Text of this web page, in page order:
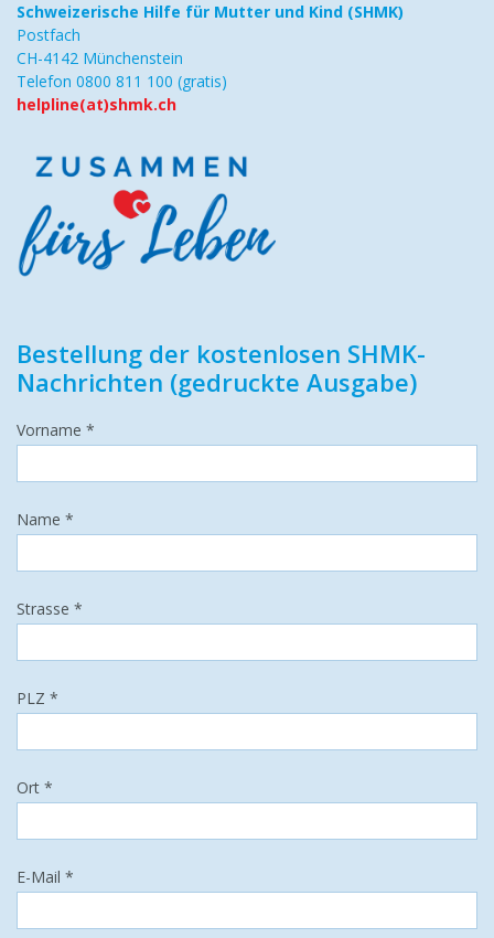
Schweizerische Hilfe für Mutter und Kind (SHMK)
Postfach
CH-4142 Münchenstein
Telefon 0800 811 100 (gratis)
helpline(at)shmk.ch
Bestellung der kostenlosen SHMK-
Nachrichten (gedruckte Ausgabe)
Vorname *
Name *
Strasse *
PLZ *
Ort *
E-Mail *